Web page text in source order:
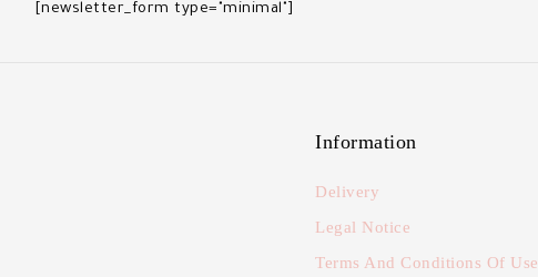
[newsletter_form type="minimal"]
Information
Delivery
Legal Notice
Terms And Conditions Of Use